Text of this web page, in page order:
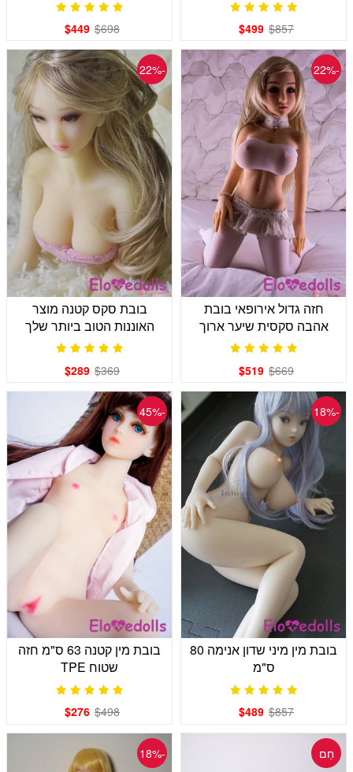
$857
$499
$698
$449
-22%
חזה גדול אירופאי בובת
אהבה סקסית שיער ארוך
$669
$519
-22%
בובת סקס קטנה מוצר
האוננות הטוב ביותר שלך
$369
$289
-18%
בובת מין מיני שדון אנימה 80
ס"מ
$857
$489
-45%
בובת מין קטנה 63 ס"מ חזה
שטוח TPE
$498
$276
חַם -18%